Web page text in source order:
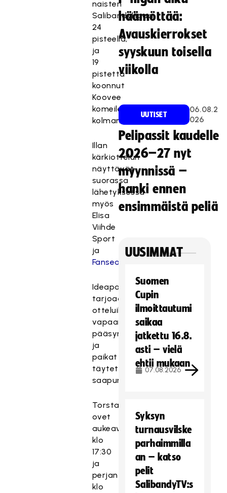
naisten
Salibandyliigaa
24
pisteellä,
ja
19
pistettä
koonnut
Koovee
komeilee
kolmantena.
Illan
kärkiottelun
näyttävät
suorassa
lähetyksessä
myös
Elisa
Viihde
Sport
ja
Fanseat.com
Ideapark
tarjoaa
otteluihin
vapaan
pääsyn
ja
paikat
täytetään
saapumisjärjestyksessä.
Torstaina
ovet
aukeavat
klo
17:30
ja
perjantaina
klo
häämöttää:
Avauskierrokset
syyskuun toisella
viikolla
UUTISET
06.08.2
026
Pelipassit kaudelle
2026–27 nyt
myynnissä –
hanki ennen
ensimmäistä peliä
UUSIMMAT
Suomen
Cupin
ilmoittautumi
saikaa
jatkettu 16.8.
asti – vielä
ehtii mukaan
07.08.2026
Syksyn
turnausvilske
parhaimmilla
an – katso
pelit
SalibandyTV:s